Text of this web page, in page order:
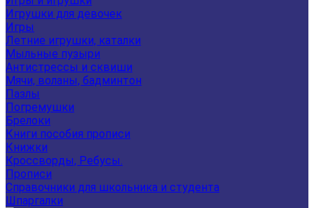
Игрушки для девочек
Игры
Летние игрушки, каталки
Мыльные пузыри
Антистрессы и сквиши
Мячи, воланы, бадминтон
Пазлы
Погремушки
Брелоки
Книги пособия прописи
Книжки
Кроссворды, Ребусы.
Прописи
Справочники для школьника и студента
Шпаргалки